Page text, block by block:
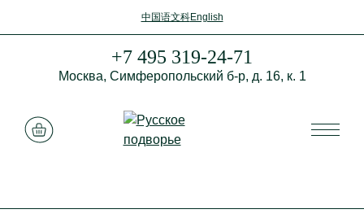
中国语文科English
+7 495 319-24-71
Москва, Симферопольский б-р, д. 16, к. 1
Смотреть корзину